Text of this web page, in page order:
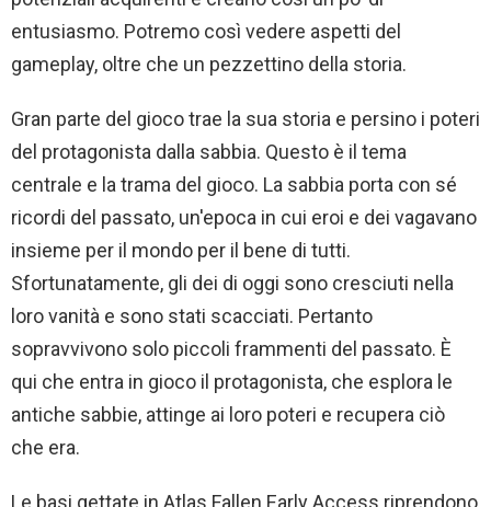
entusiasmo. Potremo così vedere aspetti del
gameplay, oltre che un pezzettino della storia.
Gran parte del gioco trae la sua storia e persino i poteri
del protagonista dalla sabbia. Questo è il tema
centrale e la trama del gioco. La sabbia porta con sé
ricordi del passato, un'epoca in cui eroi e dei vagavano
insieme per il mondo per il bene di tutti.
Sfortunatamente, gli dei di oggi sono cresciuti nella
loro vanità e sono stati scacciati. Pertanto
sopravvivono solo piccoli frammenti del passato. È
qui che entra in gioco il protagonista, che esplora le
antiche sabbie, attinge ai loro poteri e recupera ciò
che era.
Le basi gettate in Atlas Fallen Early Access riprendono